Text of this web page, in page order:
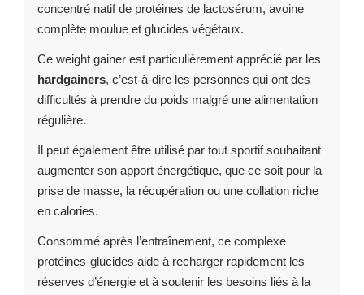
concentré natif de protéines de lactosérum, avoine
complète moulue et glucides végétaux.
Ce weight gainer est particulièrement apprécié par les
hardgainers, c’est-à-dire les personnes qui ont des
difficultés à prendre du poids malgré une alimentation
régulière.
Il peut également être utilisé par tout sportif souhaitant
augmenter son apport énergétique, que ce soit pour la
prise de masse, la récupération ou une collation riche
en calories.
Consommé après l’entraînement, ce complexe
protéines-glucides aide à recharger rapidement les
réserves d’énergie et à soutenir les besoins liés à la